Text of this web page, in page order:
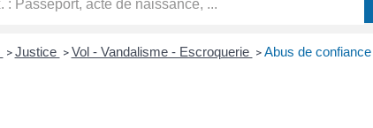
> Justice > Vol - Vandalisme - Escroquerie > Abus de confiance